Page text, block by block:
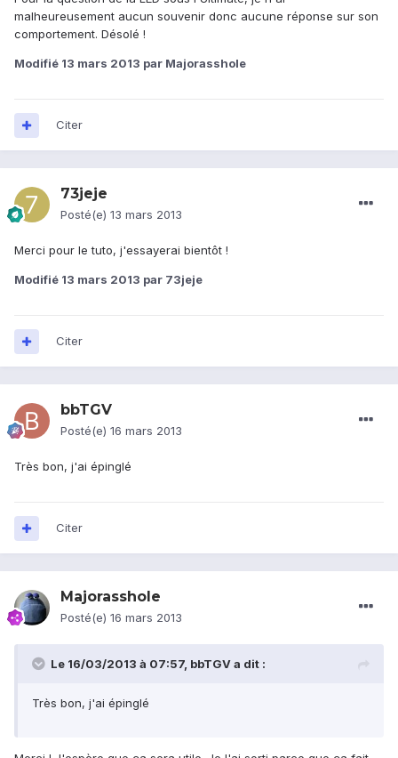
malheureusement aucun souvenir donc aucune réponse sur son
comportement. Désolé !
Modifié 13 mars 2013 par Majorasshole
Citer
73jeje
Posté(e) 13 mars 2013
Merci pour le tuto, j'essayerai bientôt !
Modifié 13 mars 2013 par 73jeje
Citer
bbTGV
Posté(e) 16 mars 2013
Très bon, j'ai épinglé
Citer
Majorasshole
Posté(e) 16 mars 2013
Le 16/03/2013 à 07:57, bbTGV a dit :
Très bon, j'ai épinglé